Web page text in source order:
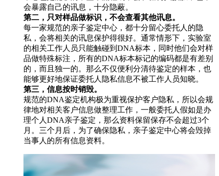
会暴露自己的讯息，十分隐蔽。
第二，只对样品做标识，不会查看其他讯息。
每一家规范的亲子鉴定中心，都十分留心委托人的隐
私，会将相关的讯息保护得很好。通常情形下，实验室
的相关工作人员只能触碰到DNA标本，同时他们会对样
品做特殊标注，所有的DNA标本标记的编码都是有差别
的，而且独一的。那么不仅便利分清待鉴定的样本，也
能够更好地保证委托人隐私信息不被工作人员知晓。
第三，信息按时销毁。
规范的DNA鉴定机构极为重视保护客户隐私，所以会规
律地对相关客户信息做整理工作，一般委托人假如是办
理个人DNA亲子鉴定，那么资料保留保存不会超过3个
月。三个月后，为了确保隐私，亲子鉴定中心将会毁掉
当事人的所有信息资料。